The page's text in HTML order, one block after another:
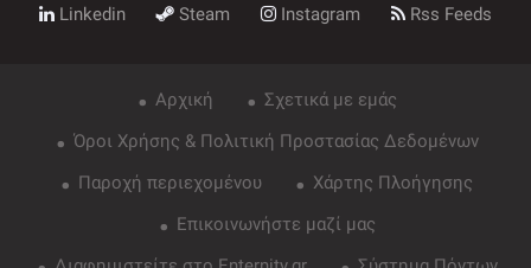
Linkedin
Steam Instagram Rss Feeds
Αρχική
Σχετικά με εμάς
Όροι Χρήσης & Πολιτική Προστασίας Δεδομένων
Παροχή περιεχομένου
Χάρτης Πλοήγησης
Επικοινωνήστε μαζί μας